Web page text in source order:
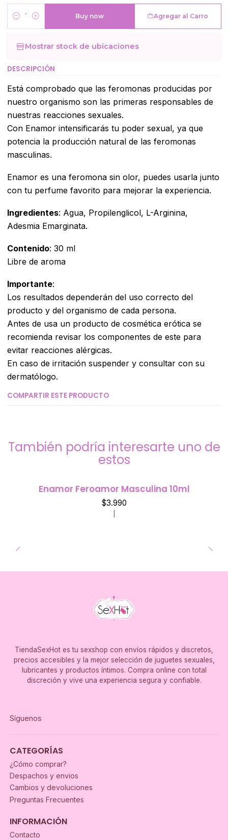
Cantidad
Agregar al Carro
Buy now
Mostrar stock de ubicaciones
DESCRIPCIÓN
Está comprobado que las feromonas producidas por
nuestro organismo son las primeras responsables de
nuestras reacciones sexuales.
Con Enamor intensificarás tu poder sexual, ya que
potencia la producción natural de las feromonas
masculinas.
Enamor es una feromona sin olor, puedes usarla junto
con tu perfume favorito para mejorar la experiencia.
Ingredientes: Agua, Propilenglicol, L-Arginina,
Adesmia Emarginata.
Contenido: 30 ml
Libre de aroma
Importante:
Los resultados dependerán del uso correcto del
producto y del organismo de cada persona.
Antes de usa un producto de cosmética erótica se
recomienda revisar los componentes de este para
evitar reacciones alérgicas.
En caso de irritación suspender y consultar con su
dermatólogo.
COMPARTIR ESTE PRODUCTO
También podría interesarte uno de
estos
Enamor Feroamor Masculina 10ml
$3.990
TiendaSexHot es tu sexshop con envíos rápidos y discretos,
precios accesibles y la mejor selección de juguetes sexuales,
lubricantes y productos íntimos. Compra online con total
discreción y vive una experiencia segura y confiable.
Síguenos
CATEGORÍAS
¿Cómo comprar?
Despachos y envios
Cambios y devoluciones
Preguntas Frecuentes
INFORMACIÓN
Contacto